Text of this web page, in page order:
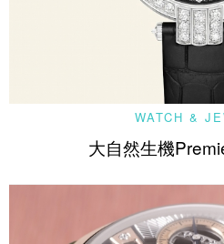
WATCH &
大自然生機